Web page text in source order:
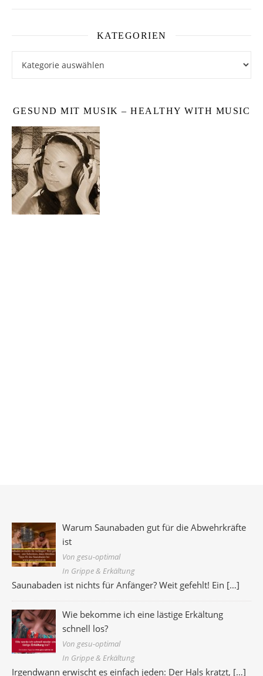
KATEGORIEN
GESUND MIT MUSIK – HEALTHY WITH MUSIC
Warum Saunabaden gut für die Abwehrkräfte
ist
Von gesu-optimal
In Grippe & Erkältung
Saunabaden ist nichts für Anfänger? Weit gefehlt! Ein […]
Wie bekomme ich eine lästige Erkältung
schnell los?
Von gesu-optimal
In Grippe & Erkältung
Irgendwann erwischt es einfach jeden: Der Hals kratzt, […]